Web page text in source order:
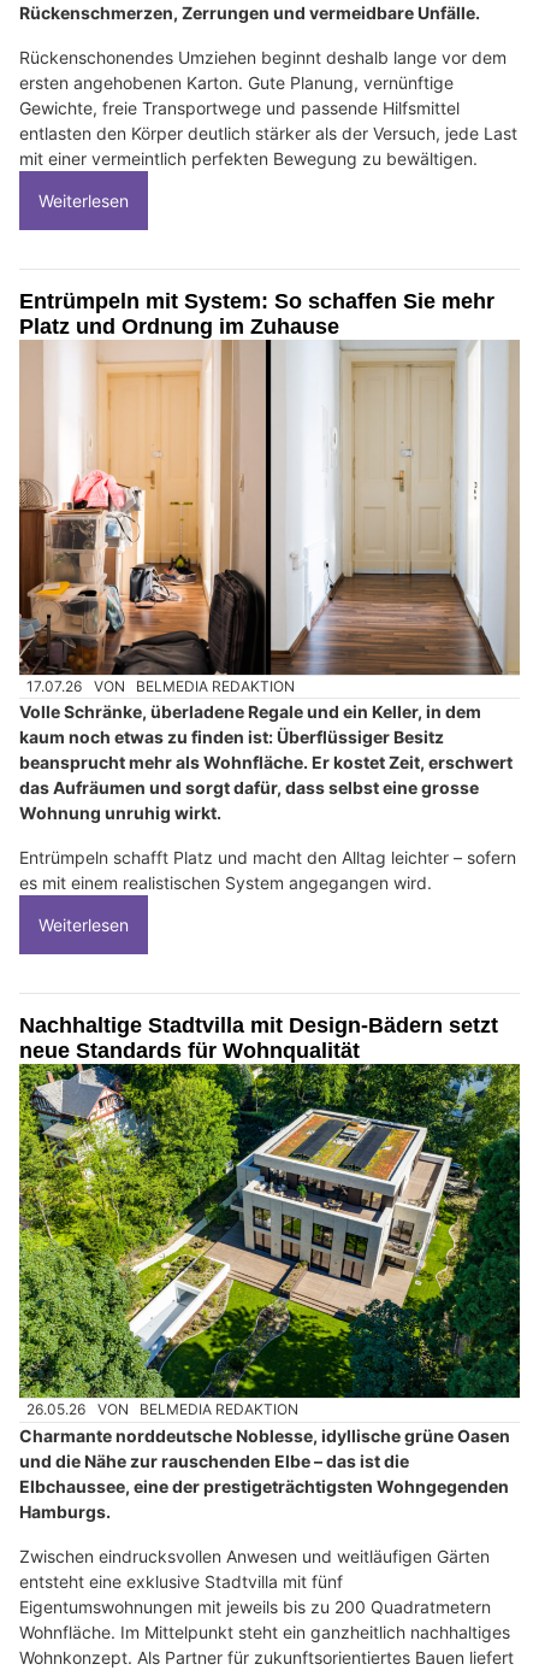
Rückenschmerzen, Zerrungen und vermeidbare Unfälle.
Rückenschonendes Umziehen beginnt deshalb lange vor dem
ersten angehobenen Karton. Gute Planung, vernünftige
Gewichte, freie Transportwege und passende Hilfsmittel
entlasten den Körper deutlich stärker als der Versuch, jede Last
mit einer vermeintlich perfekten Bewegung zu bewältigen.
Weiterlesen
Entrümpeln mit System: So schaffen Sie mehr
Platz und Ordnung im Zuhause
17.07.26 VON BELMEDIA REDAKTION
Volle Schränke, überladene Regale und ein Keller, in dem
kaum noch etwas zu finden ist: Überflüssiger Besitz
beansprucht mehr als Wohnfläche. Er kostet Zeit, erschwert
das Aufräumen und sorgt dafür, dass selbst eine grosse
Wohnung unruhig wirkt.
Entrümpeln schafft Platz und macht den Alltag leichter – sofern
es mit einem realistischen System angegangen wird.
Weiterlesen
Nachhaltige Stadtvilla mit Design-Bädern setzt
neue Standards für Wohnqualität
26.05.26 VON BELMEDIA REDAKTION
Charmante norddeutsche Noblesse, idyllische grüne Oasen
und die Nähe zur rauschenden Elbe – das ist die
Elbchaussee, eine der prestigeträchtigsten Wohngegenden
Hamburgs.
Zwischen eindrucksvollen Anwesen und weitläufigen Gärten
entsteht eine exklusive Stadtvilla mit fünf
Eigentumswohnungen mit jeweils bis zu 200 Quadratmetern
Wohnfläche. Im Mittelpunkt steht ein ganzheitlich nachhaltiges
Wohnkonzept. Als Partner für zukunftsorientiertes Bauen liefert